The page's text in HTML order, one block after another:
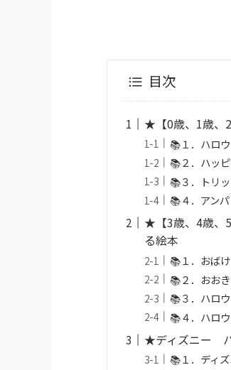
目次
★【0歳、1歳、
📚１．ハロ
📚２．ハッ
📚３．トリ
📚４．アン
★【3歳、4歳、
る絵本
📚１．おば
📚２．おお
📚３．ハロ
📚４．ハロ
★ディズニー
📚１．ディ